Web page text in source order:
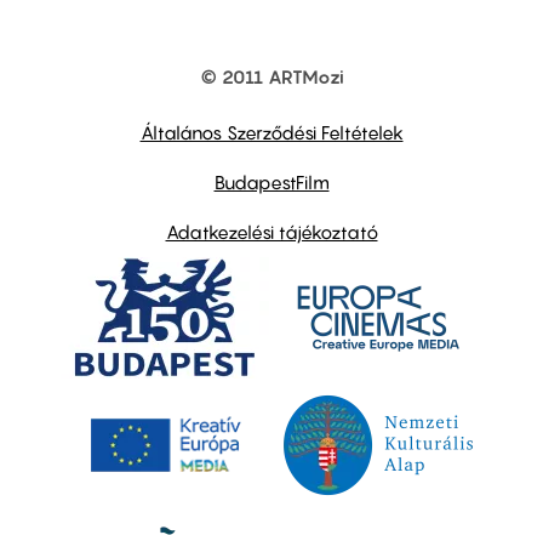
© 2011 ARTMozi
Általános Szerződési Feltételek
BudapestFilm
Adatkezelési tájékoztató